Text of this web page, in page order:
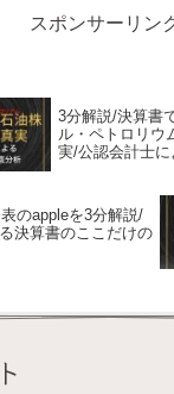
スポンサーリン
3分解説/決算書
ル・ペトロリウ
実/公認会計士
のappleを3分解説/
決算書のここだけの